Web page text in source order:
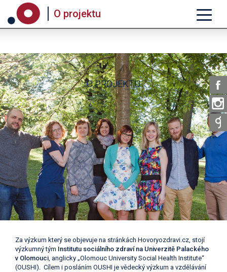
O projektu
O PROJEKTU
Za výzkum který se objevuje na stránkách Hovoryozdravi.cz, stojí
výzkumný tým Institutu sociálního zdraví na Univerzitě Palackého
v Olomouci, anglicky „Olomouc University Social Health Institute“
(OUSHI). Cílem i posláním OUSHI je vědecký výzkum a vzdělávání